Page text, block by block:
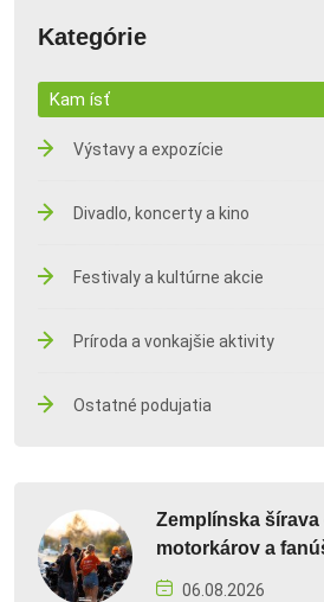
Kategórie
Kam ísť
Výstavy a expozície
Divadlo, koncerty a kino
Festivaly a kultúrne akcie
Príroda a vonkajšie aktivity
Ostatné podujatia
Zemplínska
motorkárov a
06.08.2026